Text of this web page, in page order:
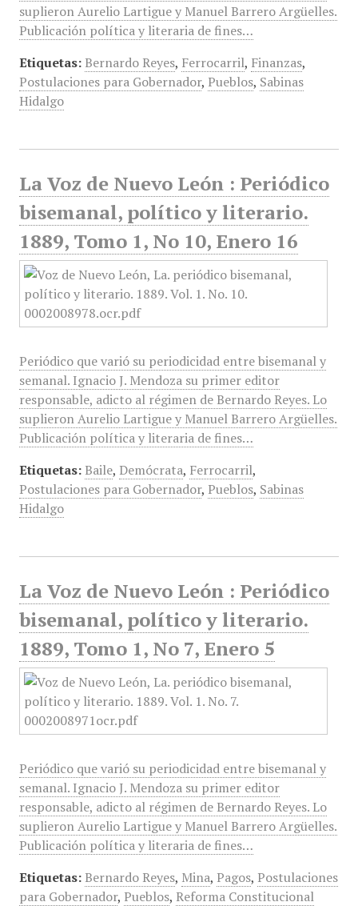
suplieron Aurelio Lartigue y Manuel Barrero Argüelles.
Publicación política y literaria de fines…
Etiquetas: Bernardo Reyes, Ferrocarril, Finanzas,
Postulaciones para Gobernador, Pueblos, Sabinas
Hidalgo
La Voz de Nuevo León : Periódico
bisemanal, político y literario.
1889, Tomo 1, No 10, Enero 16
Periódico que varió su periodicidad entre bisemanal y
semanal. Ignacio J. Mendoza su primer editor
responsable, adicto al régimen de Bernardo Reyes. Lo
suplieron Aurelio Lartigue y Manuel Barrero Argüelles.
Publicación política y literaria de fines…
Etiquetas: Baile, Demócrata, Ferrocarril,
Postulaciones para Gobernador, Pueblos, Sabinas
Hidalgo
La Voz de Nuevo León : Periódico
bisemanal, político y literario.
1889, Tomo 1, No 7, Enero 5
Periódico que varió su periodicidad entre bisemanal y
semanal. Ignacio J. Mendoza su primer editor
responsable, adicto al régimen de Bernardo Reyes. Lo
suplieron Aurelio Lartigue y Manuel Barrero Argüelles.
Publicación política y literaria de fines…
Etiquetas: Bernardo Reyes, Mina, Pagos, Postulaciones
para Gobernador, Pueblos, Reforma Constitucional